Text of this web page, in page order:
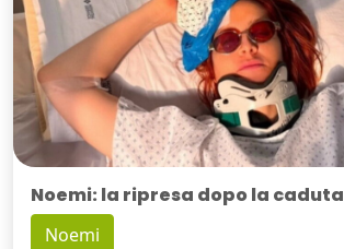
Noemi: la ripresa dopo la caduta
Noemi